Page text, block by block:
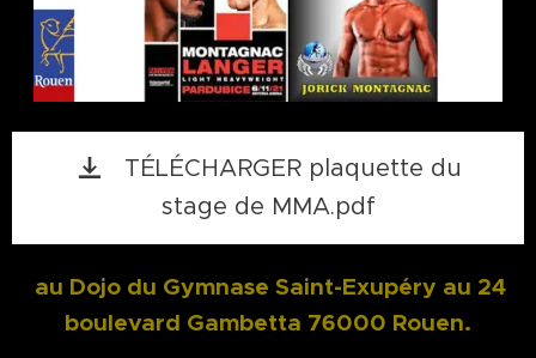
TÉLÉCHARGER plaquette du
stage de MMA.pdf
au Dojo du Gymnase Saint-Exupéry au 24
boulevard Gambetta 76000 Rouen.